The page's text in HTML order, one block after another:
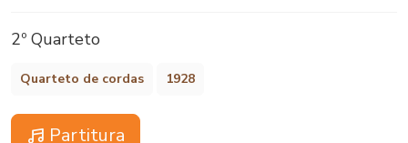
2º Quarteto
Quarteto de cordas 1928
Partitura